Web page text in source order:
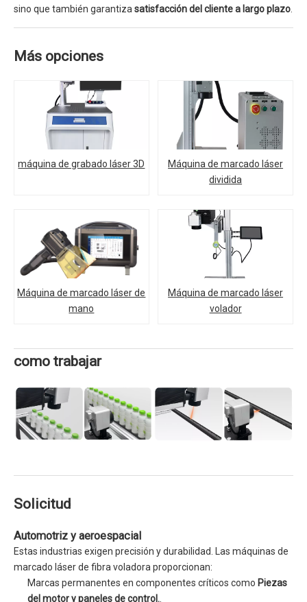
sino que también garantiza satisfacción del cliente a largo plazo
Más opciones
máquina de grabado láser 3D
Máquina de marcado láser
dividida
Máquina de marcado láser de
mano
Máquina de marcado láser
volador
como trabajar
Solicitud
Automotriz y aeroespacial
Estas industrias exigen precisión y durabilidad. Las máquinas de
marcado láser de fibra voladora proporcionan:
Marcas permanentes en componentes críticos como Piezas
del motor y paneles de control.